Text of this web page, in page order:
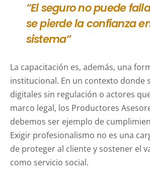
“El seguro no puede
se pierde la confianza
sistema”
La capacitación es, además, una
institucional. En un contexto donde
digitales sin regulación o actores
marco legal, los Productores
debemos ser ejemplo de
Exigir profesionalismo no es una
de proteger al cliente y sostener el
como servicio social.